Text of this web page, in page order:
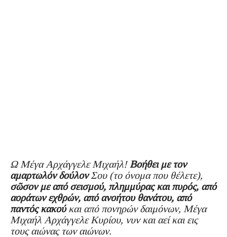
Ω Μέγα Αρχάγγελε Μιχαήλ! Βοήθει με τον
αμαρτωλόν δούλονΣου (το όνομα που θέλετε),
σῶσον με από σεισμού, πλημμύρας και πυρός, από
αοράτων εχθρών, από ανοήτου θανάτου, από
παντός κακούκαι από πονηρών δαιμόνων, Μέγα
Μιχαήλ Αρχάγγελε Κυρίου, νυν και αεί και εις
τους αιώνας των αιώνων.